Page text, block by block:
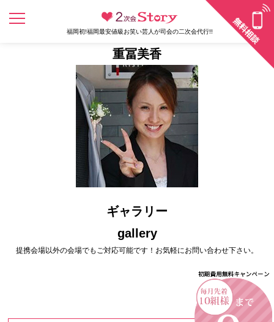
福岡初!福岡最安値級お笑い芸人が司会の二次会代行!!
重冨美香
ギャラリー
gallery
提携会場以外の会場でもご対応可能です！お気軽にお問い合わせ下さい。